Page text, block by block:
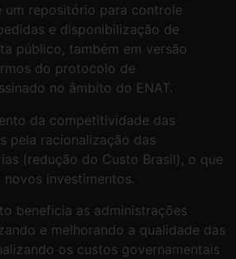
um repositório para controle
e disponibilização de
público, também em versão
do protocolo de
no âmbito do ENAT.
da competitividade das
pela racionalização das
(redução do Custo Brasil), o que
investimentos.
beneficia as administrações
e melhorando a qualidade das
os custos governamentais